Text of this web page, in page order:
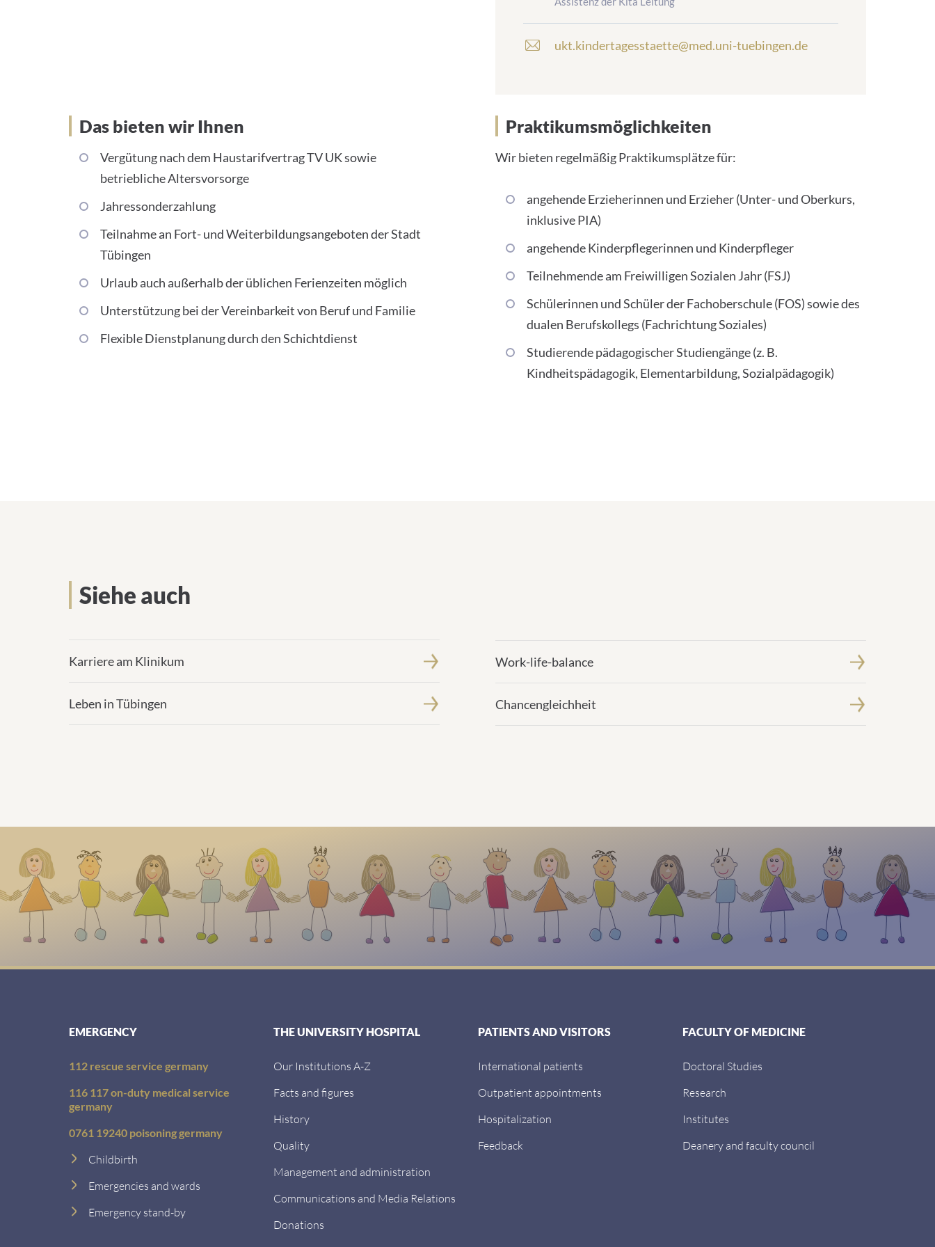
E
l
a
e
s
:
ukt.kindertagesstaette@med.uni-tuebingen.de
Das bieten wir Ihnen
Vergütung nach dem Haustarifvertrag TV UK sowie
betriebliche Altersvorsorge
Jahressonderzahlung
Teilnahme an Fort- und Weiterbildungsangeboten der Stadt
Tübingen
Urlaub auch außerhalb der üblichen Ferienzeiten möglich
Unterstützung bei der Vereinbarkeit von Beruf und Familie
Flexible Dienstplanung durch den Schichtdienst
Praktikumsmöglichkeiten
Wir bieten regelmäßig Praktikumsplätze für:
angehende Erzieherinnen und Erzieher (Unter- und Oberkurs,
inklusive PIA)
angehende Kinderpflegerinnen und Kinderpfleger
Teilnehmende am Freiwilligen Sozialen Jahr (FSJ)
Schülerinnen und Schüler der Fachoberschule (FOS) sowie des
dualen Berufskollegs (Fachrichtung Soziales)
Studierende pädagogischer Studiengänge (z. B.
Kindheitspädagogik, Elementarbildung, Sozialpädagogik)
Siehe auch
Karriere am Klinikum
Leben in Tübingen
Work-life-balance
Chancengleichheit
EMERGENCY
112 rescue service germany
116 117 on-duty medical service
germany
0761 19240 poisoning germany
Childbirth
Emergencies and wards
Emergency stand-by
THE UNIVERSITY HOSPITAL
Our Institutions A-Z
Facts and figures
History
Quality
Management and administration
Communications and Media Relations
Donations
PATIENTS AND VISITORS
International patients
Outpatient appointments
Hospitalization
Feedback
FACULTY OF MEDICINE
Doctoral Studies
Research
Institutes
Deanery and faculty council